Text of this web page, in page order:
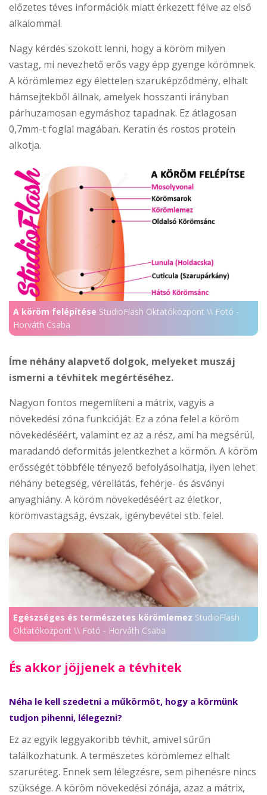
előzetes téves információk miatt érkezett félve az első
alkalommal.
Nagy kérdés szokott lenni, hogy a köröm milyen
vastag, mi nevezhető erős vagy épp gyenge körömnek.
A körömlemez egy élettelen szaruképződmény, elhalt
hámsejtekből állnak, amelyek hosszanti irányban
párhuzamosan egymáshoz tapadnak. Ez átlagosan
0,7mm-t foglal magában. Keratin és rostos protein
alkotja.
A köröm felépítése StudioFlash Oktatóközpont \\ Fotó -
Horváth Csaba
Íme néhány alapvető dolgok, melyeket muszáj
ismerni a tévhitek megértéséhez.
Nagyon fontos megemlíteni a mátrix, vagyis a
növekedési zóna funkcióját. Ez a zóna felel a köröm
növekedéséért, valamint ez az a rész, ami ha megsérül,
maradandó deformitás jelentkezhet a körmön. A köröm
erősségét többféle tényező befolyásolhatja, ilyen lehet
néhány betegség, vérellátás, fehérje- és ásványi
anyaghiány. A köröm növekedéséért az életkor,
körömvastagság, évszak, igénybevétel stb. felel.
Egészséges és természetes körömlemez StudioFlash
Oktatóközpont \\ Fotó - Horváth Csaba
És akkor jöjjenek a tévhitek
Néha le kell szedetni a műkörmöt, hogy a körmünk
tudjon pihenni, lélegezni?
Ez az egyik leggyakoribb tévhit, amivel sűrűn
találkozhatunk. A természetes körömlemez elhalt
szaruréteg. Ennek sem lélegzésre, sem pihenésre nincs
szüksége. A köröm növekedési zónája, azaz a mátrix,